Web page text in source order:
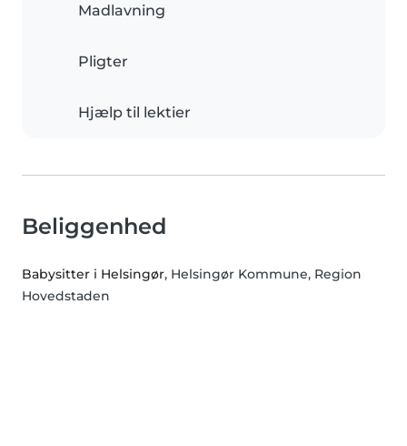
Madlavning
Pligter
Hjælp til lektier
Beliggenhed
Babysitter i Helsingør, Helsingør Kommune, Region
Hovedstaden